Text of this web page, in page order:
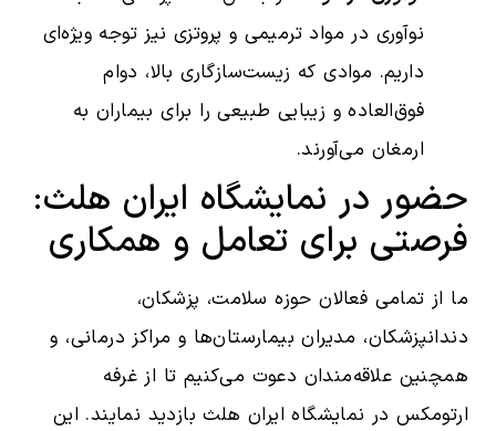
نوآوری در مواد ترمیمی و پروتزی نیز توجه ویژه‌ای
داریم. موادی که زیست‌سازگاری بالا، دوام
فوق‌العاده و زیبایی طبیعی را برای بیماران به
ارمغان می‌آورند.
حضور در نمایشگاه ایران هلث:
فرصتی برای تعامل و همکاری
ما از تمامی فعالان حوزه سلامت، پزشکان،
دندانپزشکان، مدیران بیمارستان‌ها و مراکز درمانی، و
همچنین علاقه‌مندان دعوت می‌کنیم تا از غرفه
ارتومکس در نمایشگاه ایران هلث بازدید نمایند. این